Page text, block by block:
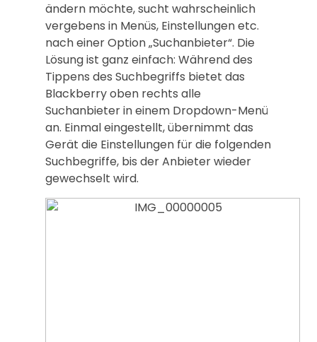
ändern möchte, sucht wahrscheinlich
vergebens in Menüs, Einstellungen etc.
nach einer Option „Suchanbieter“. Die
Lösung ist ganz einfach: Während des
Tippens des Suchbegriffs bietet das
Blackberry oben rechts alle
Suchanbieter in einem Dropdown-Menü
an. Einmal eingestellt, übernimmt das
Gerät die Einstellungen für die folgenden
Suchbegriffe, bis der Anbieter wieder
gewechselt wird.